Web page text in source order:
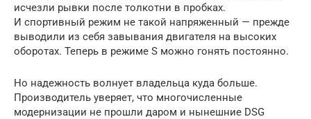
исчезли рывки после толкотни в пробках.
И спортивный режим не такой напряженный — прежде
выводили из себя завывания двигателя на высоких
оборотах. Теперь в режиме S можно гонять постоянно.
Но надежность волнует владельца куда больше.
Производитель уверяет, что многочисленные
модернизации не прошли даром и нынешние DSG